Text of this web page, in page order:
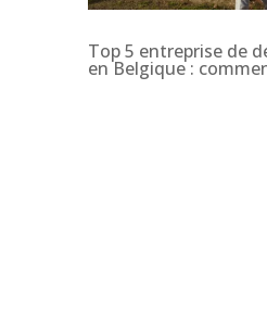
Top 5 entreprise de
en Belgique :